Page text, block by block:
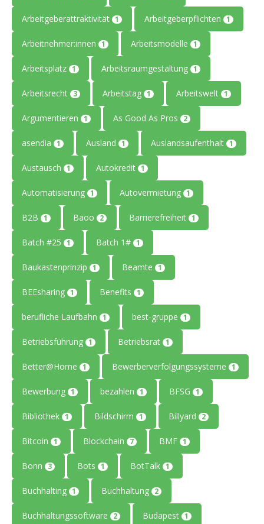
Arbeitgeberattraktivität 1 Arbeitgeberpflichten 1
Arbeitnehmer:innen 1 Arbeitsmodelle 1
Arbeitsplatz 1 Arbeitsraumgestaltung 1
Arbeitsrecht 3 Arbeitstag 1 Arbeitswelt 1
Argumentieren 1 As Good As Pros 2
asendia 1 Ausland 1 Auslandsaufenthalt 1
Austausch 1 Autokredit 1
Automatisierung 1 Autovermietung 1
B2B 1 Baoo 2 Barrierefreiheit 1
Batch #25 1 Batch 1# 1
Baukastenprinzip 1 Beamte 1
BEEsharing 1 Benefits 1
berufliche Laufbahn 1 best-gruppe 1
Betriebsführung 1 Betriebsrat 1
Better@Home 1 Bewerberverfolgungssysteme 1
Bewerbung 1 bezahlen 1 BFSG 1
Bibliothek 1 Bildschirm 1 Billyard 2
Bitcoin 1 Blockchain 7 BMF 1
Bonn 3 Bots 1 BotTalk 1
Buchhalting 1 Buchhaltung 2
Buchhaltungssoftware 2 Budapest 1